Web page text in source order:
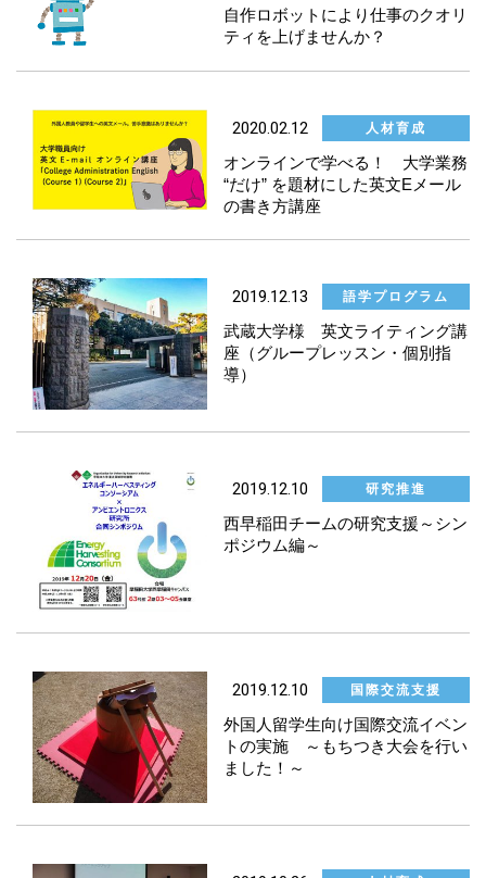
人材育成
自作ロボットにより仕事のクオリ
ティを上げませんか？
2020.02.12 人材育成
オンラインで学べる！ 大学業務
“だけ” を題材にした英文Eメール
の書き方講座
2019.12.13 語学プログラム
武蔵大学様 英文ライティング講
座（グループレッスン・個別指
導）
2019.12.10 研究推進
西早稲田チームの研究支援～シン
ポジウム編～
2019.12.10 国際交流支援
外国人留学生向け国際交流イベン
トの実施 ～もちつき大会を行い
ました！～